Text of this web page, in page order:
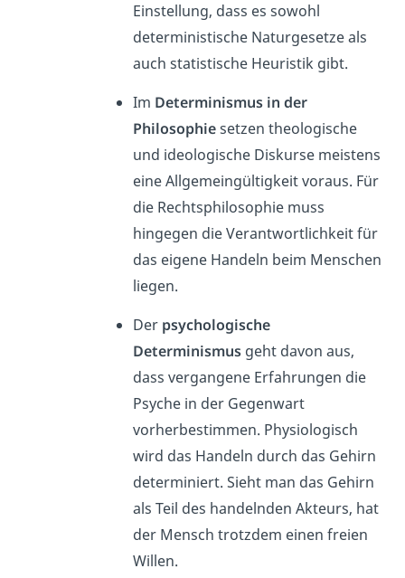
Einstellung, dass es sowohl
deterministische Naturgesetze als
auch statistische Heuristik gibt.
Im Determinismus in der
Philosophiesetzen theologische
und ideologische Diskurse meistens
eine Allgemeingültigkeit voraus. Für
die Rechtsphilosophie muss
hingegen die Verantwortlichkeit für
das eigene Handeln beim Menschen
liegen.
Der psychologische
Determinismus geht davon aus,
dass vergangene Erfahrungen die
Psyche in der Gegenwart
vorherbestimmen. Physiologisch
wird das Handeln durch das Gehirn
determiniert. Sieht man das Gehirn
als Teil des handelnden Akteurs, hat
der Mensch trotzdem einen freien
Willen.